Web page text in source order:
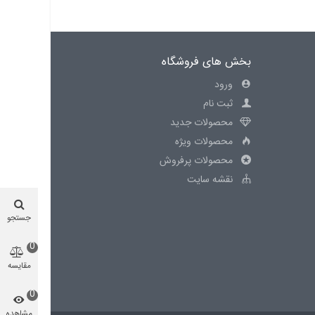
بخش های فروشگاه
ورود
ثبت نام
محصولات جدید
محصولات ویژه
محصولات پرفروش
نقشه سایت
جستجو
مقایسه
0
0